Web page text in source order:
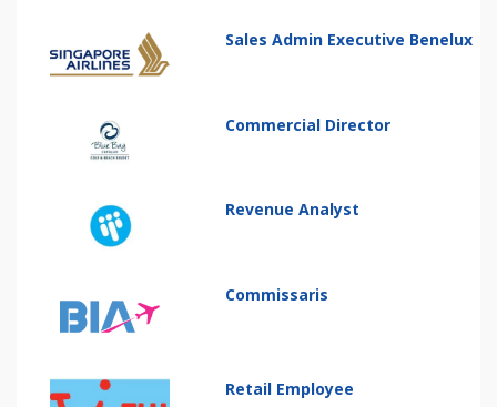
Sales Admin Executive Benelux
Commercial Director
Revenue Analyst
Commissaris
Retail Employee